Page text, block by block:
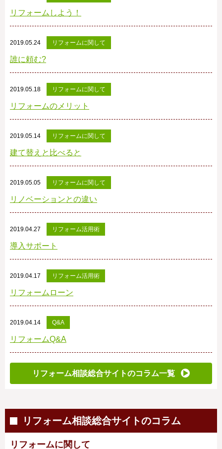
リフォームしよう！
2019.05.24 リフォームに関して
誰に頼む?
2019.05.18 リフォームに関して
リフォームのメリット
2019.05.14 リフォームに関して
建て替えと比べると
2019.05.05 リフォームに関して
リノベーションとの違い
2019.04.27 リフォーム活用術
導入サポート
2019.04.17 リフォーム活用術
リフォームローン
2019.04.14 Q&A
リフォームQ&A
リフォーム相談総合サイトのコラム一覧
リフォーム相談総合サイトのコラム
リフォームに関して